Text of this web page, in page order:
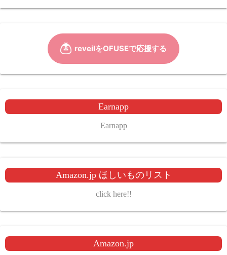
Earnapp
Earnapp
Amazon.jp ほしいものリスト
click here!!
Amazon.jp